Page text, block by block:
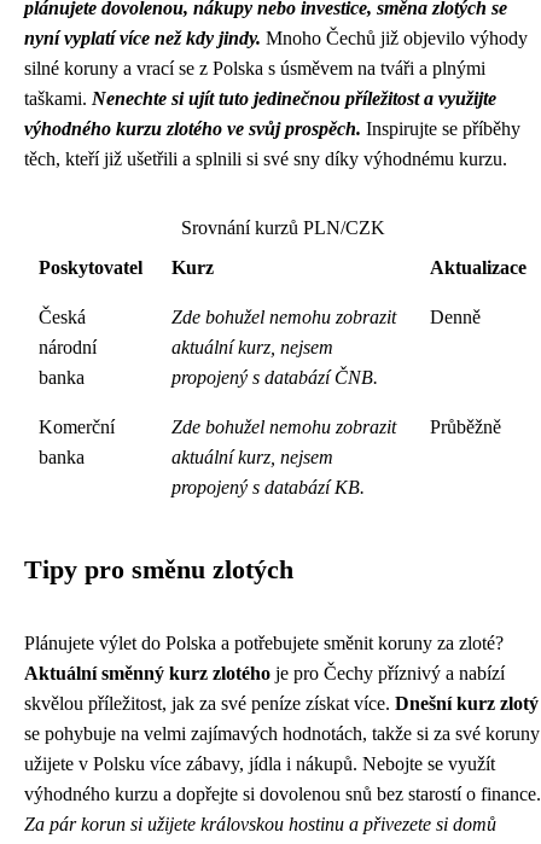
plánujete dovolenou, nákupy nebo investice, směna zlotých se
nyní vyplatí více než kdy jindy. Mnoho Čechů již objevilo výhody
silné koruny a vrací se z Polska s úsměvem na tváři a plnými
taškami. Nenechte si ujít tuto jedinečnou příležitost a využijte
výhodného kurzu zlotého ve svůj prospěch. Inspirujte se příběhy
těch, kteří již ušetřili a splnili si své sny díky výhodnému kurzu.
Srovnání kurzů PLN/CZK
Poskytovatel
Kurz Aktualizace
Česká
národní
banka
Zde bohužel nemohu zobrazit
aktuální kurz, nejsem
propojený s databází ČNB.
Denně
Komerční
banka
Zde bohužel nemohu zobrazit
aktuální kurz, nejsem
propojený s databází KB.
Průběžně
Tipy pro směnu zlotých
Plánujete výlet do Polska a potřebujete směnit koruny za zloté?
Aktuální směnný kurz zlotého je pro Čechy příznivý a nabízí
skvělou příležitost, jak za své peníze získat více. Dnešní kurz zlotý
se pohybuje na velmi zajímavých hodnotách, takže si za své koruny
užijete v Polsku více zábavy, jídla i nákupů. Nebojte se využít
výhodného kurzu a dopřejte si dovolenou snů bez starostí o finance.
Za pár korun si užijete královskou hostinu a přivezete si domů